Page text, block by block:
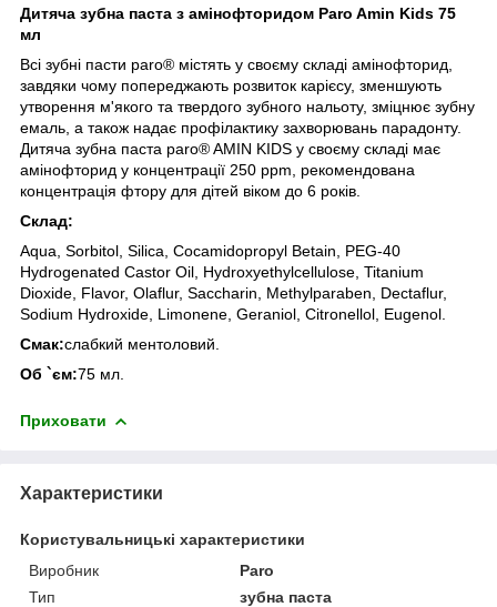
Дитяча зубна паста з амінофторидом Paro Amin Kids 75
мл
Всі зубні пасти paro® містять у своєму складі амінофторид,
завдяки чому попереджають розвиток карієсу, зменшують
утворення м'якого та твердого зубного нальоту, зміцнює зубну
емаль, а також надає профілактику захворювань парадонту.
Дитяча зубна паста paro® AMIN KIDS у своєму складі має
амінофторид у концентрації 250 ppm, рекомендована
концентрація фтору для дітей віком до 6 років.
Склад:
Aqua, Sorbitol, Silica, Cocamidopropyl Betain, PEG-40
Hydrogenated Castor Oil, Hydroxyethylcellulose, Titanium
Dioxide, Flavor, Olaflur, Saccharin, Methylparaben, Dectaflur,
Sodium Hydroxide, Limonene, Geraniol, Citronellol, Eugenol.
Смак:слабкий ментоловий.
Об `єм:75 мл.
Приховати
Характеристики
Користувальницькі характеристики
Виробник
Paro
Тип
зубна паста